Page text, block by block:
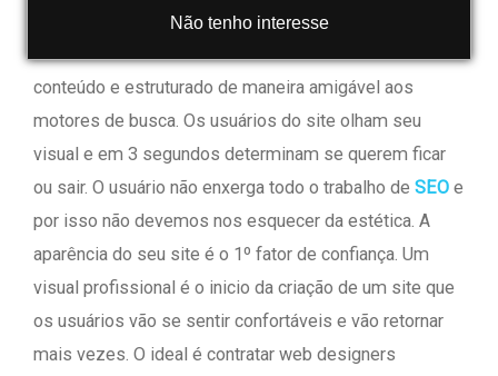
Não tenho interesse
Seo, Design e Confiança
Os SEOs concentram-se em criar um web site rico em
conteúdo e estruturado de maneira amigável aos
motores de busca. Os usuários do site olham seu
visual e em 3 segundos determinam se querem ficar
ou sair. O usuário não enxerga todo o trabalho de SEO e
por isso não devemos nos esquecer da estética. A
aparência do seu site é o 1º fator de confiança. Um
visual profissional é o inicio da criação de um site que
os usuários vão se sentir confortáveis e vão retornar
mais vezes. O ideal é contratar web designers